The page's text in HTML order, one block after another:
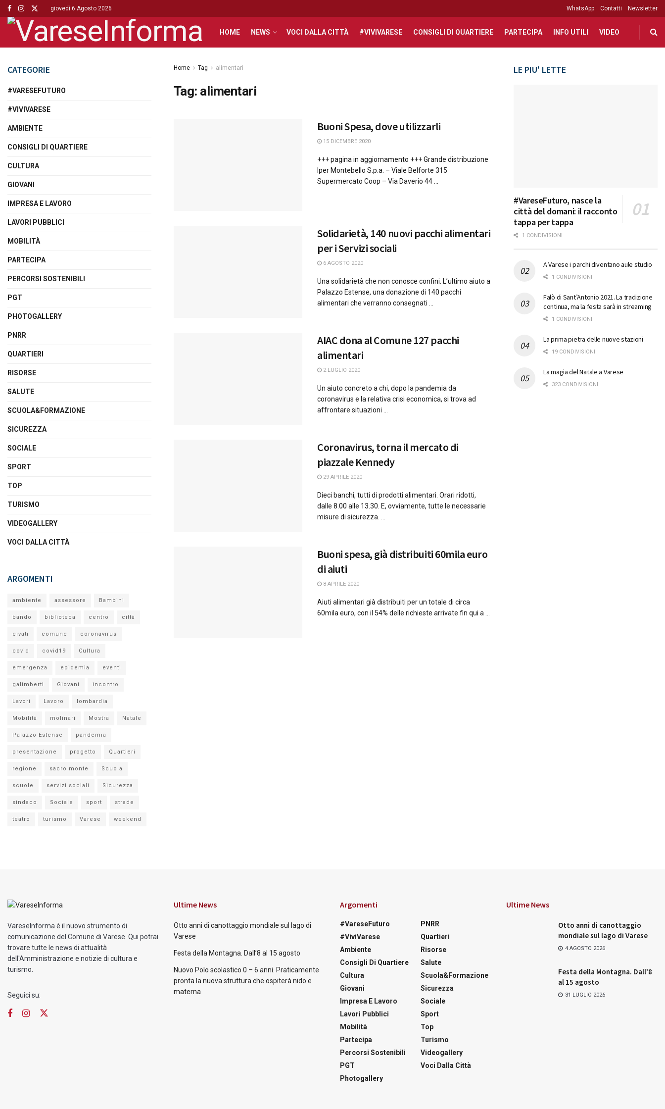
giovedì 6 Agosto 2026 WhatsApp Contatti Newsletter
HOME NEWS VOCI DALLA CITTÀ #VIVIVARESE CONSIGLI DI QUARTIERE PARTECIPA INFO UTILI VIDEO
Home Tag alimentari
Tag: alimentari
Buoni Spesa, dove utilizzarli
15 DICEMBRE 2020
+++ pagina in aggiornamento +++ Grande distribuzione
Iper Montebello S.p.a. – Viale Belforte 315
Supermercato Coop – Via Daverio 44 ...
Solidarietà, 140 nuovi pacchi alimentari
per i Servizi sociali
6 AGOSTO 2020
Una solidarietà che non conosce confini. L’ultimo aiuto a
Palazzo Estense, una donazione di 140 pacchi
alimentari che verranno consegnati ...
AIAC dona al Comune 127 pacchi
alimentari
2 LUGLIO 2020
Un aiuto concreto a chi, dopo la pandemia da
coronavirus e la relativa crisi economica, si trova ad
affrontare situazioni ...
Coronavirus, torna il mercato di
piazzale Kennedy
29 APRILE 2020
Dieci banchi, tutti di prodotti alimentari. Orari ridotti,
dalle 8.00 alle 13.30. E, ovviamente, tutte le necessarie
misure di sicurezza. ...
Buoni spesa, già distribuiti 60mila euro
di aiuti
8 APRILE 2020
Aiuti alimentari già distribuiti per un totale di circa
60mila euro, con il 54% delle richieste arrivate fin qui a ...
CATEGORIE
#VARESEFUTURO
#VIVIVARESE
AMBIENTE
CONSIGLI DI QUARTIERE
CULTURA
GIOVANI
IMPRESA E LAVORO
LAVORI PUBBLICI
MOBILITÀ
PARTECIPA
PERCORSI SOSTENIBILI
PGT
PHOTOGALLERY
PNRR
QUARTIERI
RISORSE
SALUTE
SCUOLA&FORMAZIONE
SICUREZZA
SOCIALE
SPORT
TOP
TURISMO
VIDEOGALLERY
VOCI DALLA CITTÀ
ARGOMENTI
ambiente assessore Bambini
bando biblioteca centro città
civati comune coronavirus
covid covid19 Cultura
emergenza epidemia eventi
galimberti Giovani incontro
Lavori Lavoro lombardia
Mobilità molinari Mostra Natale
Palazzo Estense pandemia
presentazione progetto Quartieri
regione sacro monte Scuola
scuole servizi sociali Sicurezza
sindaco Sociale sport strade
teatro turismo Varese weekend
LE PIU' LETTE
#VareseFuturo, nasce la
città del domani: il racconto
tappa per tappa
1 CONDIVISIONI
A Varese i parchi diventano aule studio
1 CONDIVISIONI
Falò di Sant’Antonio 2021. La tradizione
continua, ma la festa sarà in streaming
1 CONDIVISIONI
La prima pietra delle nuove stazioni
19 CONDIVISIONI
La magia del Natale a Varese
323 CONDIVISIONI
VareseInforma è il nuovo strumento di
comunicazione del Comune di Varese. Qui potrai
trovare tutte le news di attualità
dell'Amministrazione e notizie di cultura e
turismo.
Seguici su:
Ultime News
Otto anni di canottaggio mondiale sul lago di
Varese
Festa della Montagna. Dall’8 al 15 agosto
Nuovo Polo scolastico 0 – 6 anni. Praticamente
pronta la nuova struttura che ospiterà nido e
materna
Argomenti
#VareseFuturo
#ViviVarese
Ambiente
Consigli Di Quartiere
Cultura
Giovani
Impresa E Lavoro
Lavori Pubblici
Mobilità
Partecipa
Percorsi Sostenibili
PGT
Photogallery
PNRR
Quartieri
Risorse
Salute
Scuola&Formazione
Sicurezza
Sociale
Sport
Top
Turismo
Videogallery
Voci Dalla Città
Ultime News
Otto anni di canottaggio
mondiale sul lago di Varese
4 AGOSTO 2026
Festa della Montagna. Dall’8
al 15 agosto
31 LUGLIO 2026